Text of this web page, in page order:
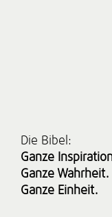
Die Bibel:
Ganze
Ganze Wahrheit.
Ganze Einheit.